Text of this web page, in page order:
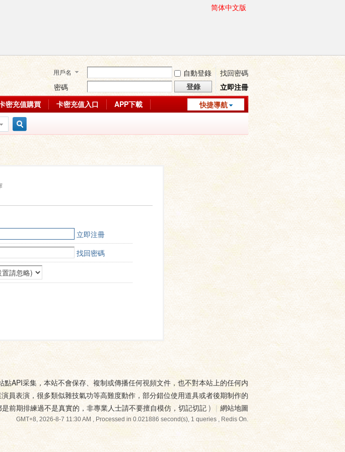
简体中文版
用戶名 自動登錄
找回密碼
密碼
登錄
立即注冊
快捷導航
密充值購買 卡密充值入口
APP下載
立即注冊
找回密碼
點API采集，本站不會保存、複制或傳播任何視頻文件，也不對本站上的任何内
員表演，很多類似雜技氣功等高難度動作，部分錯位使用道具或者後期制作的
前期排練過不是真實的，非專業人士請不要擅自模仿，切記切記 ) | 網站地圖
GMT+8, 2026-8-7 11:30 AM, Processed in 0.021886 second(s), 1 queries , Redis On.